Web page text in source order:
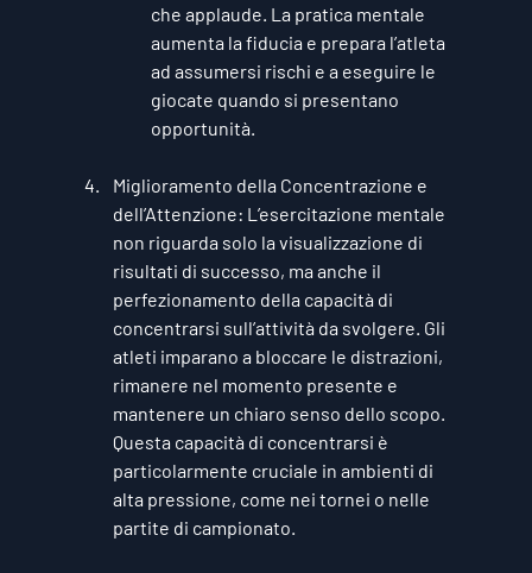
che applaude. La pratica mentale
aumenta la fiducia e prepara l’atleta
ad assumersi rischi e a eseguire le
giocate quando si presentano
opportunità.
Miglioramento della Concentrazione e
dell’Attenzione: L’esercitazione mentale
non riguarda solo la visualizzazione di
risultati di successo, ma anche il
perfezionamento della capacità di
concentrarsi sull’attività da svolgere. Gli
atleti imparano a bloccare le distrazioni,
rimanere nel momento presente e
mantenere un chiaro senso dello scopo.
Questa capacità di concentrarsi è
particolarmente cruciale in ambienti di
alta pressione, come nei tornei o nelle
partite di campionato.